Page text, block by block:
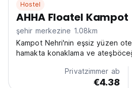
Hostel
AHHA Floatel Kampot
şehir merkezine 1.08km
Kampot Nehri'nin eşsiz yüzen
hamakta konaklama ve
huzurlu bir kaçış arayan
mükemmel. (Auto-translated from
Privatzimmer ab
€4.38